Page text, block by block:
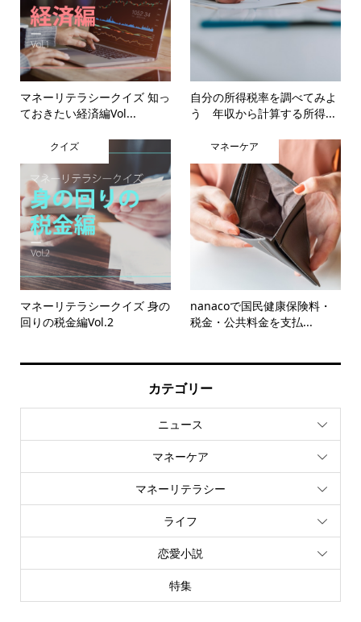
マネーリテラシークイズ 知っ
ておきたい経済編Vol...
自分の所得税率を調べてみよ
う 年収から計算する所得...
クイズ
マネーリテラシークイズ 身の
回りの税金編Vol.2
マネーケア
nanacoで国民健康保険料・
税金・公共料金を支払...
カテゴリー
ニュース
マネーケア
マネーリテラシー
ライフ
恋愛小説
特集